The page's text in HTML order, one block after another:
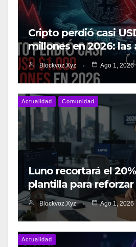
Cripto perdió casi
millones en 2026:
Blockvoz.xyz Ago 1, 2026
Actualidad Comunidad
Luno recortará el
plantilla para
Blockvoz.xyz Ago 1, 2026
Actualidad